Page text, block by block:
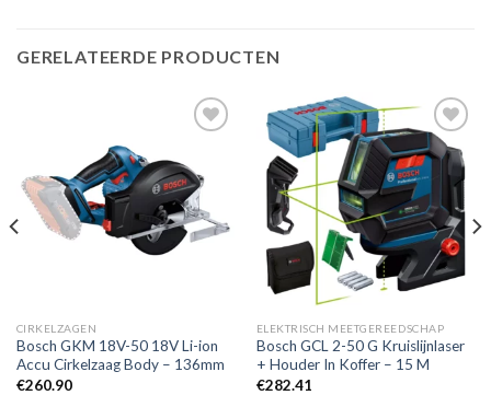
GERELATEERDE PRODUCTEN
Toevoegen
aan
verlanglijst
CIRKELZAGEN
Bosch GKM 18V-50 18V Li-ion
Accu Cirkelzaag Body – 136mm
€260.90
Toevoegen
aan
verlanglijst
ELEKTRISCH MEETGEREEDSCHAP
Bosch GCL 2-50 G Kruislijnlaser
+ Houder In Koffer – 15 M
€282.41